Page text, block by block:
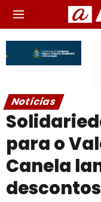
Notícias
para o
Canela